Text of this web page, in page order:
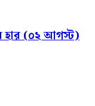
হার (০২ আগস্ট)